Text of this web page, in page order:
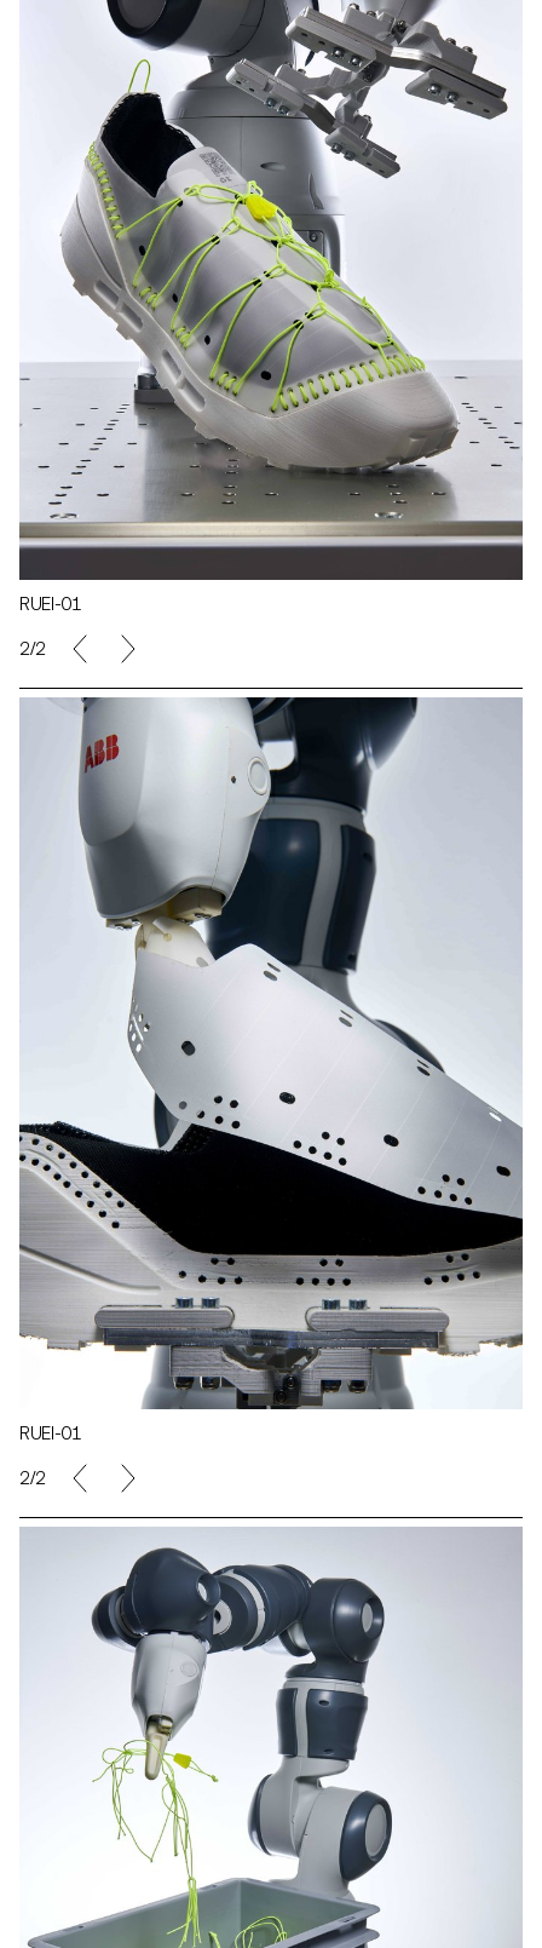
RUEI-01
2/2
RUEI-01
2/2